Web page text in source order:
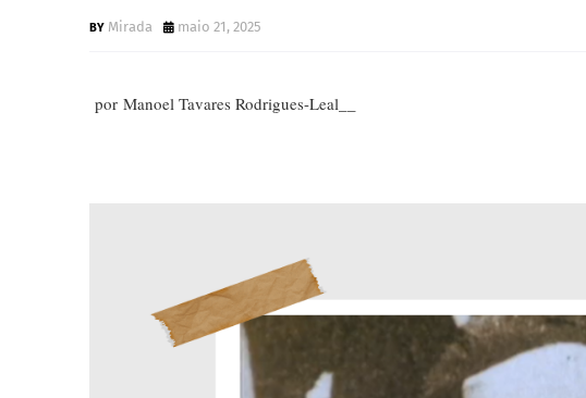
Mirada maio 21, 2025
por Manoel Tavares Rodrigues-Leal__